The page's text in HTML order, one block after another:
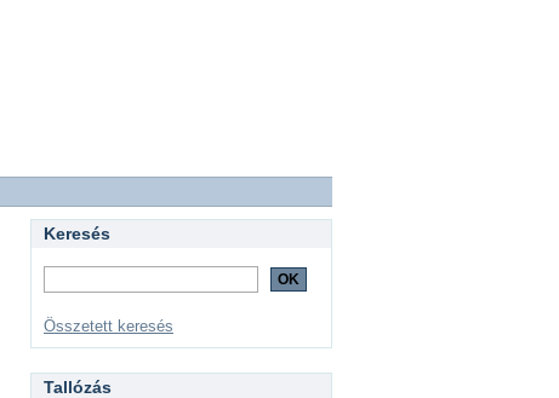
Keresés
Összetett keresés
Tallózás